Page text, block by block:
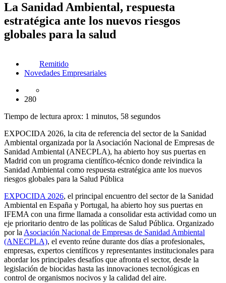
La Sanidad Ambiental, respuesta
estratégica ante los nuevos riesgos
globales para la salud
Remitido
Novedades Empresariales
280
Tiempo de lectura aprox: 1 minutos, 58 segundos
EXPOCIDA 2026, la cita de referencia del sector de la Sanidad
Ambiental organizada por la Asociación Nacional de Empresas de
Sanidad Ambiental (ANECPLA), ha abierto hoy sus puertas en
Madrid con un programa científico-técnico donde reivindica la
Sanidad Ambiental como respuesta estratégica ante los nuevos
riesgos globales para la Salud Pública
EXPOCIDA 2026, el principal encuentro del sector de la Sanidad
Ambiental en España y Portugal, ha abierto hoy sus puertas en
IFEMA con una firme llamada a consolidar esta actividad como un
eje prioritario dentro de las políticas de Salud Pública. Organizado
por la Asociación Nacional de Empresas de Sanidad Ambiental
(ANECPLA), el evento reúne durante dos días a profesionales,
empresas, expertos científicos y representantes institucionales para
abordar los principales desafíos que afronta el sector, desde la
legislación de biocidas hasta las innovaciones tecnológicas en
control de organismos nocivos y la calidad del aire.